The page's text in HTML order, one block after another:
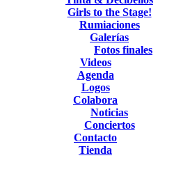
Girls to the Stage!
Rumiaciones
Galerías
Fotos finales
Videos
Agenda
Logos
Colabora
Noticias
Conciertos
Contacto
Tienda